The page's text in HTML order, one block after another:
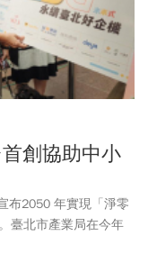
創協助中小
布2050 年實現「淨零
臺北市產業局在今年
小企業ESG轉型，受